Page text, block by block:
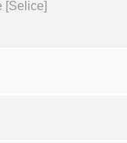
[Selice]